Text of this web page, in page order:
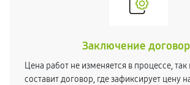
Заключение
Цена работ не изменяется в процессе, так
составит договор, где зафиксирует цену